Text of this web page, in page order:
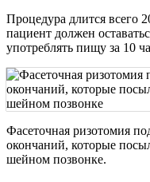
Процедура длится всего
пациент должен
употреблять пищу за 10
Фасеточная ризотомия
окончаний, которые
шейном позвонке.